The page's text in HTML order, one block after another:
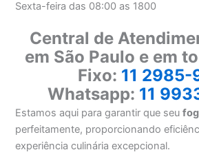
Sexta-feira das 08:00 as 1800
Central de
em São Paulo e em
Fixo: 11 2985-
Whatsapp: 11
Estamos aqui para garantir que seu
perfeitamente, proporcionando
experiência culinária excepcional.